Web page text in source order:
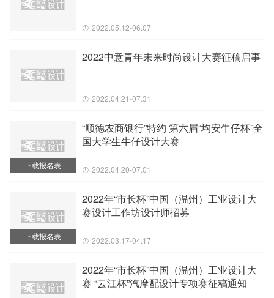
2022.05.12-06.07
2022中意青年未来时尚设计大赛征稿启事
2022.04.21-07.31
下载报名表
“顺德农商银行”特约 第六届“均安牛仔杯”全
国大学生牛仔设计大赛
2022.04.20-07.01
下载报名表
2022年“市长杯”中国（温州）工业设计大
赛设计工作坊设计师招募
2022.03.17-04.17
2022年“市长杯”中国（温州）工业设计大
赛 “云江杯”汽摩配设计专项赛征稿通知